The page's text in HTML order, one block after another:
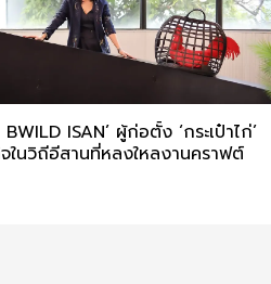
ISAN’ ผู้ก่อตั้ง ‘กระเป๋าไก่’
ในวิถีอีสานที่หลงใหลงานคราฟต์